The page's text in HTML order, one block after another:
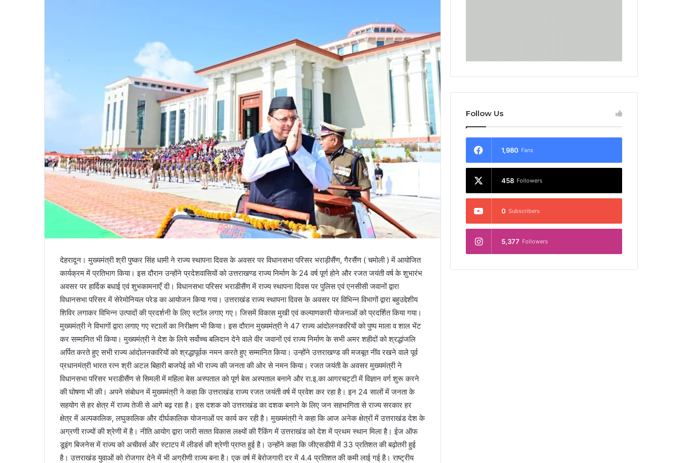
देहरादून। मुख्यमंत्री श्री पुष्कर सिंह धामी ने राज्य स्थापना दिवस के अवसर पर विधानसभा परिसर भराड़ीसैंण, गैरसैंण ( चमोली ) में आयोजित
कार्यक्रम में प्रतिभाग किया। इस दौरान उन्होंने प्रदेशवासियों को उत्तराखण्ड राज्य निर्माण के 24 वर्ष पूर्ण होने और रजत जयंती वर्ष के शुभारंभ
अवसर पर हार्दिक बधाई एवं शुभकामनाएँ दी। विधानसभा परिसर भराडीसैंण में राज्य स्थापना दिवस पर पुलिस एवं एनसीसी जवानों द्वारा
विधानसभा परिसर में सेरेमोनियल परेड का आयोजन किया गया। उत्तराखंड राज्य स्थापना दिवस के अवसर पर विभिन्न विभागों द्वारा बहुउद्देशीय
शिविर लगाकर विभिन्न उत्पादों की प्रदर्शनी के लिए स्टॉल लगाए गए। जिसमें विकास मुखी एवं कल्याणकारी योजनाओं को प्रदर्शित किया गया।
मुख्यमंत्री ने विभागों द्वारा लगाए गए स्टालों का निरीक्षण भी किया। इस दौरान मुख्यमंत्री ने 47 राज्य आंदोलनकारियों को पुष्प माला व शाल भेंट
कर सम्मानित भी किया। मुख्यमंत्री ने देश के लिये सर्वोच्च बलिदान देने वाले वीर जवानों एवं राज्य निर्माण के सभी अमर शहीदों को श्रद्धांजलि
अर्पित करते हुए सभी राज्य आंदोलनकारियों को श्रद्धापूर्वक नमन करते हुए सम्मानित किया। उन्होंने उत्तराखण्ड की मजबूत नींव रखने वाले पूर्व
प्रधानमंत्री भारत रत्न श्री अटल बिहारी बाजपेई को भी राज्य की जनता की ओर से नमन किया। रजत जयंती के अवसर मुख्यमंत्री ने
विधानसभा परिसर भराडीसैंण से सिमली में महिला बेस अस्पताल को पूर्ण बेस अस्पताल बनाने और रा.इ.का आगरचट्टी में विज्ञान वर्ग शुरू करने
की घोषणा भी की। अपने संबोधन में मुख्यमंत्री ने कहा कि उत्तराखंड राज्य रजत जयंती वर्ष में प्रवेश कर रहा है। इन 24 सालों में जनता के
सहयोग से हर क्षेत्र में राज्य तेजी से आगे बढ़ रहा है। इस दशक को उत्तराखंड का दशक बनाने के लिए जन सहभागिता से राज्य सरकार हर
क्षेत्र में अल्पकालिक, लघुकालिक और दीर्घकालिक योजनाओं पर कार्य कर रही है। मुख्यमंत्री ने कहा कि आज अनेक क्षेत्रों में उत्तराखंड देश के
अग्रणी राज्यों की श्रेणी में है। नीति आयोग द्वारा जारी सतत विकास लक्ष्यों की रैंकिंग में उत्तराखंड को देश में प्रथम स्थान मिला है। ईज ऑफ
डूइंग बिजनेस में राज्य को अचीवर्स और स्टाटप में लीडर्स की श्रेणी प्राप्त हुई है। उन्होंने कहा कि जीएसडीपी में 33 प्रतिशत की बढ़ोतरी हुई
है। उत्तराखंड युवाओं को रोजगार देने में भी अग्रीणी राज्य बना है। एक वर्ष में बेरोजगारी दर में 4.4 प्रतिशत की कमी लाई गई है। राष्ट्रीय
Follow Us
1,980 Fans
458 Followers
0 Subscribers
5,377 Followers